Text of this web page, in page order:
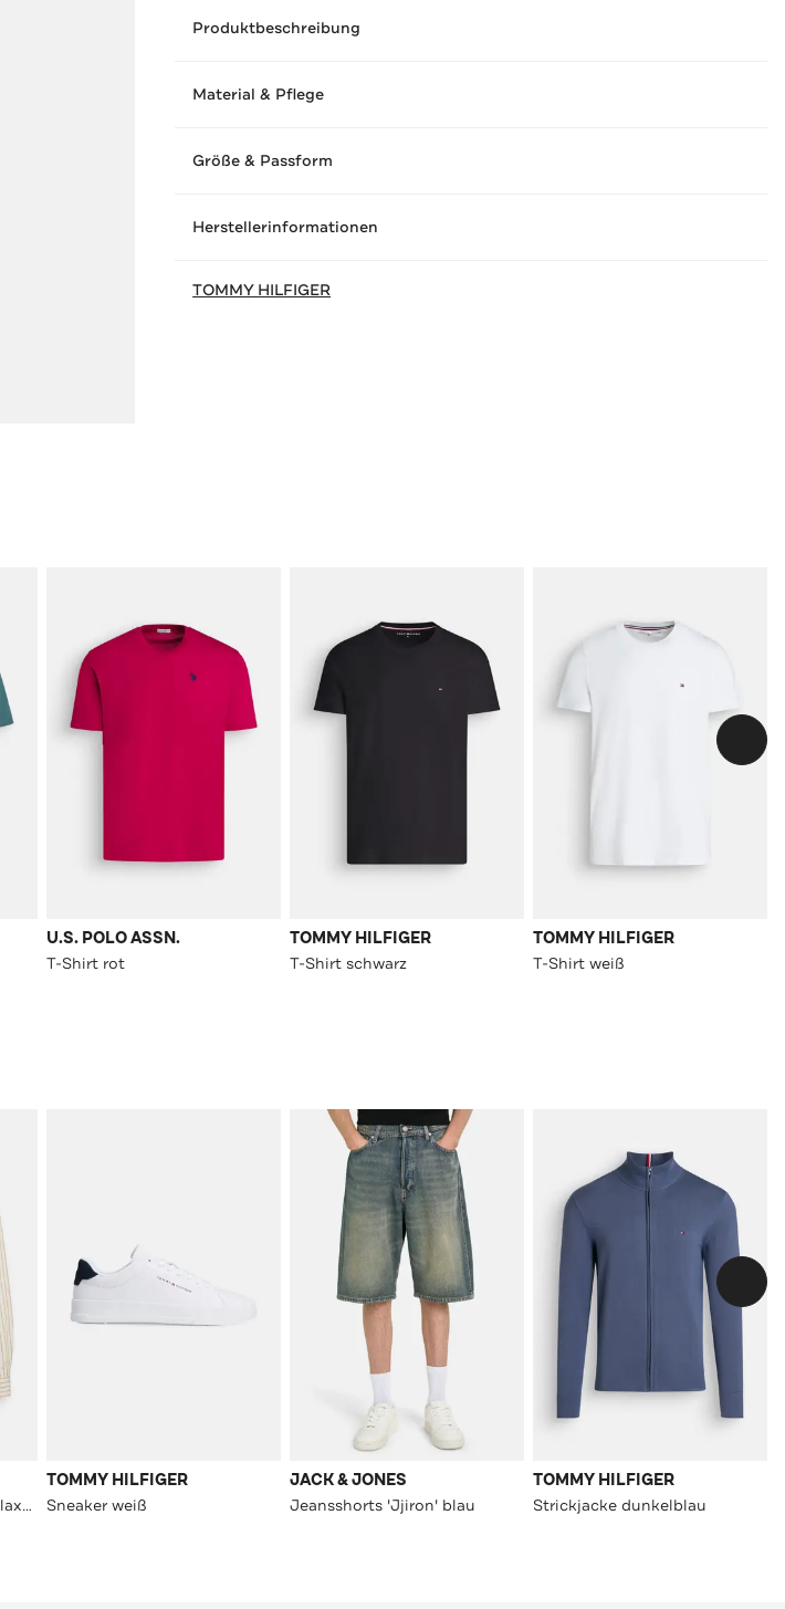
Produktbeschreibung
Material & Pflege
Größe & Passform
Herstellerinformationen
TOMMY HILFIGER
U.S. POLO ASSN.
T-Shirt rot
TOMMY HILFIGER
T-Shirt schwarz
TOMMY HILFIGER
T-Shirt weiß
Casual-Hemd gestreift Relaxed Fit
TOMMY HILFIGER
Sneaker weiß
JACK & JONES
Jeansshorts 'Jjiron' blau
TOMMY HILFIGER
Strickjacke dunkelblau